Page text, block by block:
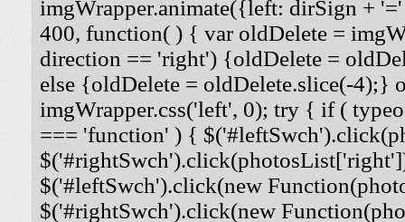
imgWrapper.animate({left: dirSign +
400, function( ) { var oldDelete =
direction == 'right') {oldDelete =
else {oldDelete = oldDelete.slice(-4);}
imgWrapper.css('left', 0); try { if (
=== 'function' ) {
$('#leftSwch').click(new
$('#rightSwch').click(new